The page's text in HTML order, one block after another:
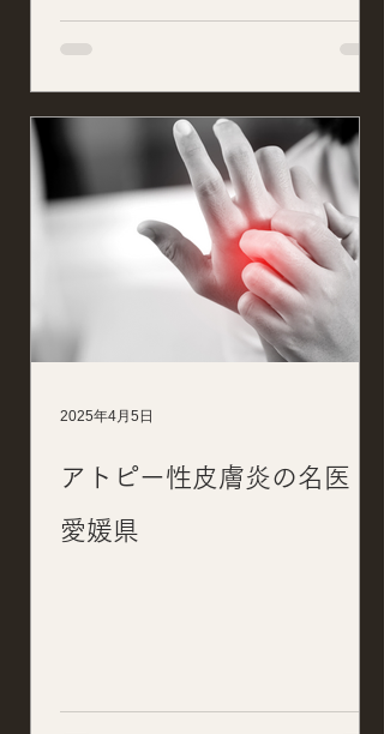
アトピー性皮膚炎の名医｜
愛媛県
2025年4月5日